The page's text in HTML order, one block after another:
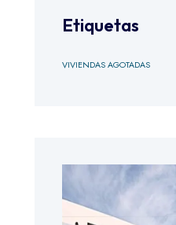
Etiquetas
VIVIENDAS AGOTADAS